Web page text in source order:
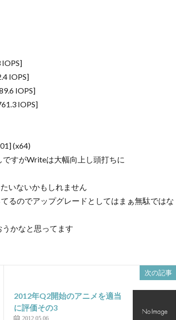
IOPS]
IOPS]
IOPS]
IOPS]
(x64)
ですがWriteは大幅向上し頭打ちに
いないかもしれません
るのでアップグレードとしてはまぁ無駄ではな
かなと思ってます
次の記事
2012年Q2開始のアニメを適当
に評価その3
2012.05.06